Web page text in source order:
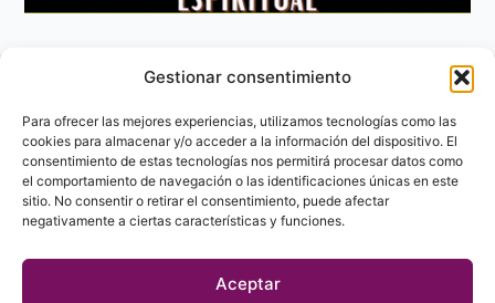
Gestionar consentimiento
Para ofrecer las mejores experiencias, utilizamos tecnologías como las
cookies para almacenar y/o acceder a la información del dispositivo. El
consentimiento de estas tecnologías nos permitirá procesar datos como
el comportamiento de navegación o las identificaciones únicas en este
sitio. No consentir o retirar el consentimiento, puede afectar
negativamente a ciertas características y funciones.
Aceptar
Aviso Legal
Política de privacidad
Política de Cookies
Contacto